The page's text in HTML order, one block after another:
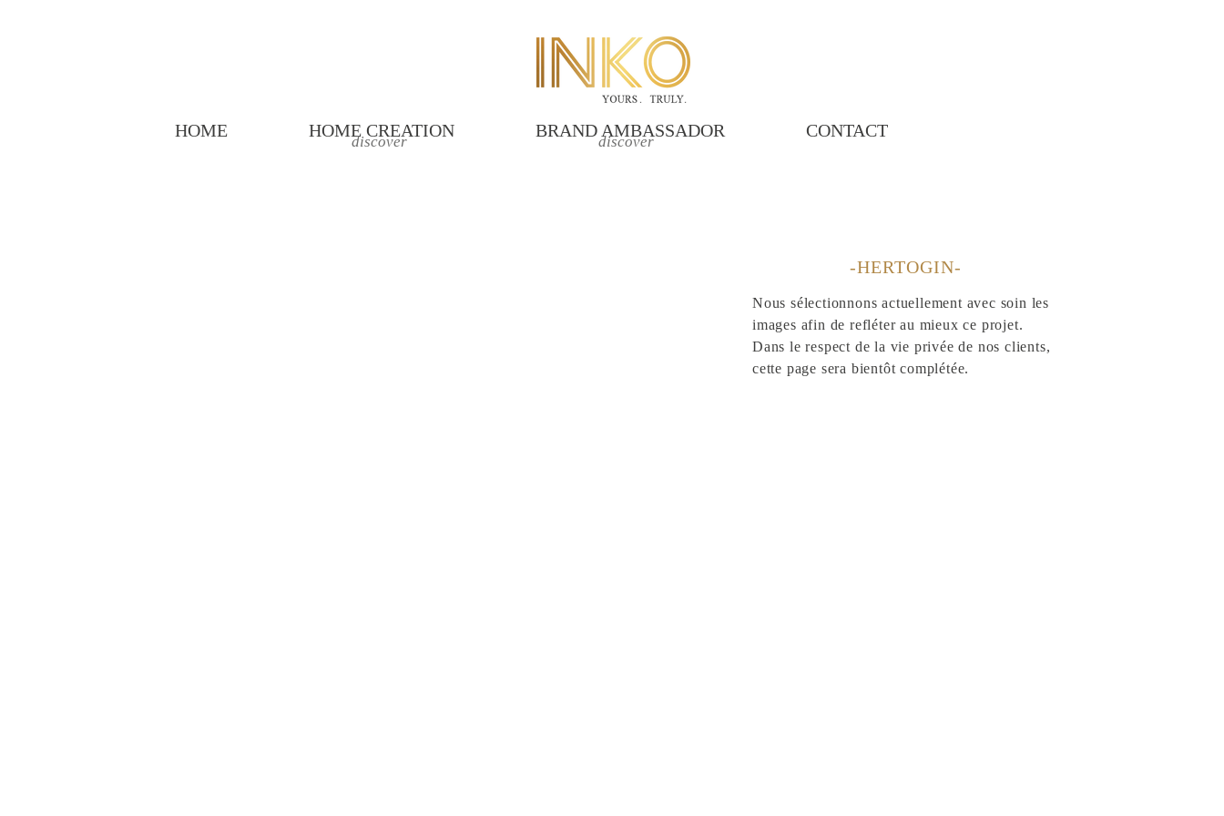
HOME HOME CREATION BRAND AMBASSADOR CONTACT
discover discover
-HERTOGIN-
Nous sélectionnons actuellement avec soin les
images afin de refléter au mieux ce projet.
Dans le respect de la vie privée de nos clients,
cette page sera bientôt complétée.